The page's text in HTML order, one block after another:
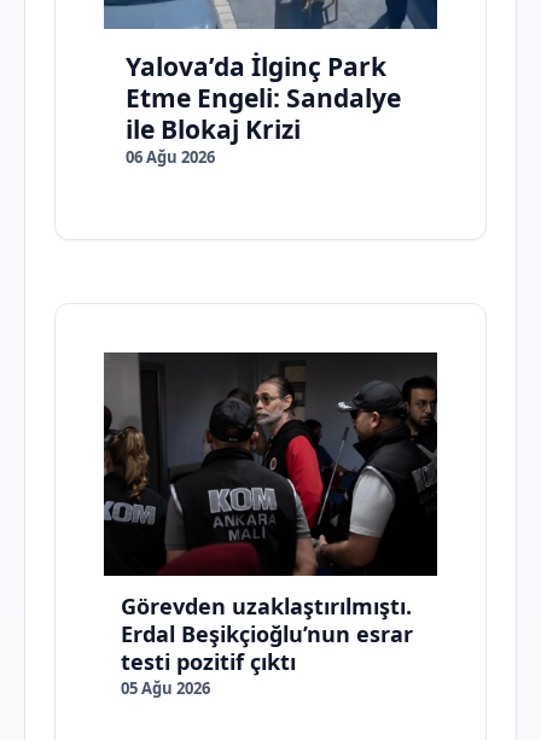
Yalova’da İlginç Park
Etme Engeli: Sandalye
ile Blokaj Krizi
06 Ağu 2026
Görevden uzaklaştırılmıştı.
Erdal Beşikçioğlu’nun esrar
testi pozitif çıktı
05 Ağu 2026